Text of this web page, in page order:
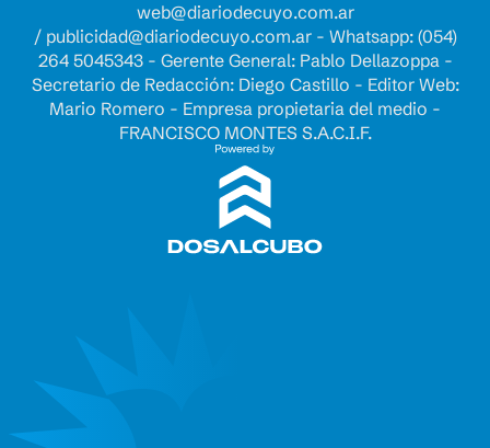
web@diariodecuyo.com.ar
/ publicidad@diariodecuyo.com.ar- Whatsapp: (054)
264 5045343 - Gerente General: Pablo Dellazoppa -
Secretario de Redacción: Diego Castillo - Editor Web:
Mario Romero - Empresa propietaria del medio -
FRANCISCO MONTES S.A.C.I.F.